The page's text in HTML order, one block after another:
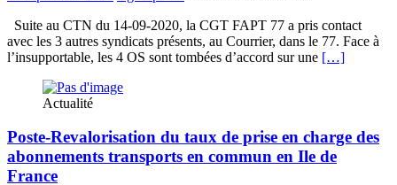
Courrier
77:
face
Suite au CTN du 14-09-2020, la CGT FAPT 77 a pris contact
avec les 3 autres syndicats présents, au Courrier, dans le 77. Face à
l’insupportable, les 4 OS sont tombées d’accord sur une […]
Actualité
Poste-Revalorisation du taux de prise en charge des
abonnements transports en commun en Ile de
France